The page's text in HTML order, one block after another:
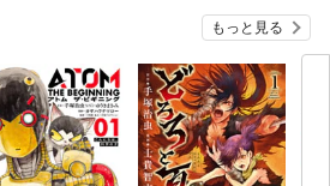
もっと見る